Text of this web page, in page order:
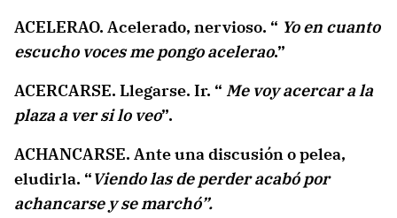
ACELERAO. Acelerado, nervioso. “ Yo en cuanto
escucho voces me pongo acelerao.”
ACERCARSE. Llegarse. Ir. “ Me voy acercar a la
plaza a ver si lo veo”.
ACHANCARSE. Ante una discusión o pelea,
eludirla. “Viendo las de perder acabó por
achancarse y se marchó”.